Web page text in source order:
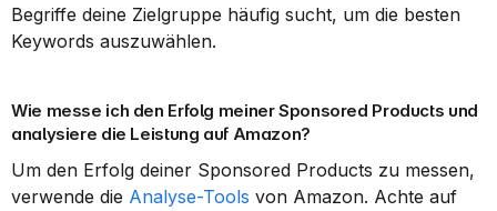
Begriffe deine Zielgruppe häufig sucht, um die besten
Keywords auszuwählen.
Wie messe ich den Erfolg meiner Sponsored Products und
analysiere die Leistung auf Amazon?
Um den Erfolg deiner Sponsored Products zu messen,
verwende die Analyse-Tools von Amazon. Achte auf